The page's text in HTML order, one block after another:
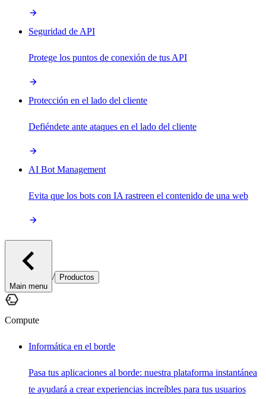
Seguridad de API
Protege los puntos de conexión de tus API
Protección en el lado del cliente
Defiéndete ante ataques en el lado del cliente
AI Bot Management
Evita que los bots con IA rastreen el contenido de una web
Main menu
/ Productos
Compute
Informática en el borde
Pasa tus aplicaciones al borde: nuestra plataforma instantánea
te ayudará a crear experiencias increíbles para tus usuarios